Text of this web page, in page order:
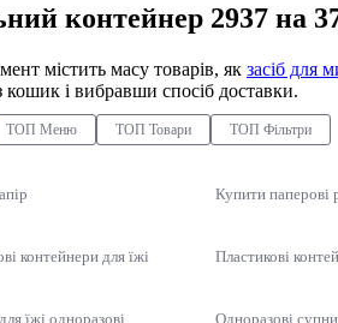
контейнер 2937 на
містить масу товарів, як засіб для
кошик і вибравши спосіб доставки.
ТОП Меню ТОП Товари ТОП Фільтри
контейнери для їжі
їжі одноразові
Купити паперові
Пластикові
Одноразові